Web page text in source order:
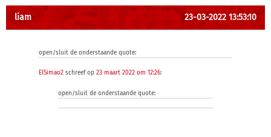
liam 23-03-2022 13:53:10
open/sluit de onderstaande quote:
ElSimao2 schreef op 23 maart 2022 om 12:26:
open/sluit de onderstaande quote: